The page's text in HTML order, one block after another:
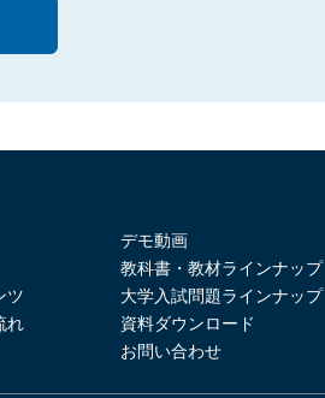
ツ
れ
デモ動画
教科書・教材ラインナップ
大学入試問題ラインナップ
資料ダウンロード
お問い合わせ